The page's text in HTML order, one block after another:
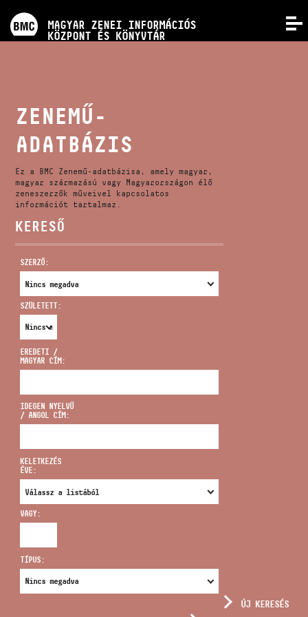
MAGYAR ZENEI INFORMÁCIÓS
KÖZPONT ÉS KÖNYVTÁR
KÉPZÉSEK
KIADVÁNYOK
RÓLUNK
VIDEÓ GALÉRIA
CÍM
infokozpont@bmc.hu
TELEFON
NYITVA TARTÁS
ZENEMŰ-
ADATBÁZIS
Ez a BMC Zenemű-adatbázisa, amely magyar,
magyar származású vagy Magyarországon élő
zeneszerzők műveivel kapcsolatos
információt tartalmaz.
KERESŐ
SZERZŐ:
SZÜLETETT:
EREDETI /
MAGYAR CÍM:
IDEGEN NYELVŰ
/ ANGOL CÍM:
KELETKEZÉS
ÉVE:
VAGY:
TÍPUS:
ÚJ KERESÉS